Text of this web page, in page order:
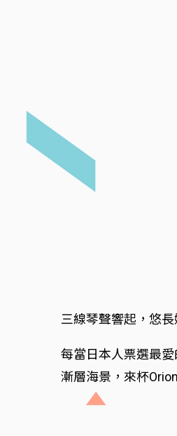
三線琴聲響起，悠
每當日本人票選最
漸層海景，來杯